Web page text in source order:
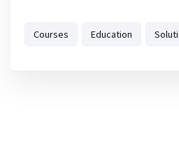
Courses Education